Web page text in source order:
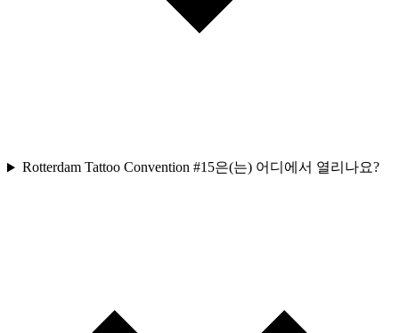
Rotterdam Tattoo Convention #15은(는) 어디에서 열리나요?